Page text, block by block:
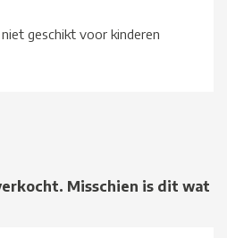
geschikt voor kinderen
Misschien is dit wat